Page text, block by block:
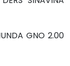
GNO 2.00